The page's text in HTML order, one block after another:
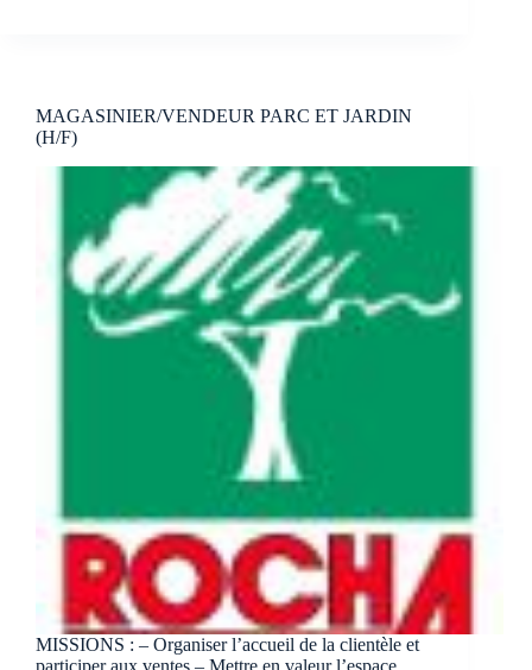
MAGASINIER/VENDEUR PARC ET JARDIN
(H/F)
MISSIONS : – Organiser l’accueil de la clientèle et
participer aux ventes – Mettre en valeur l’espace